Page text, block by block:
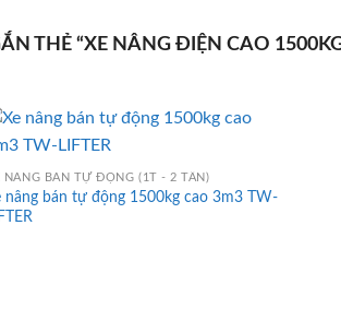
THẺ “XE NÂNG ĐIỆN CAO
NÂNG BÁN TỰ ĐỘNG (1T - 2 TẤN)
nâng bán tự động 1500kg cao 3m3 TW-